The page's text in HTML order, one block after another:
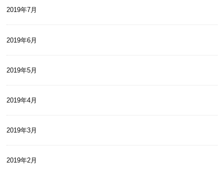
2019年7月
2019年6月
2019年5月
2019年4月
2019年3月
2019年2月